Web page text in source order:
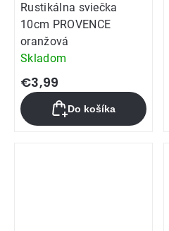
Rustikálna sviečka
10cm PROVENCE
oranžová
Skladom
€3,99
Do košíka